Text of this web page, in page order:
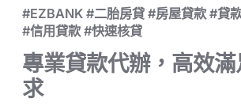
#EZBANK #二胎房貸 #房屋貸款 #貸
#信用貸款 #快速核貸
專業貸款代辦，高效
求